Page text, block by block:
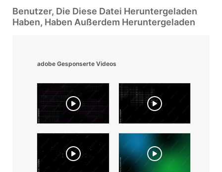
Benutzer, Die Diese Datei Heruntergeladen
Haben, Haben Außerdem Heruntergeladen
adobe Gesponserte Videos